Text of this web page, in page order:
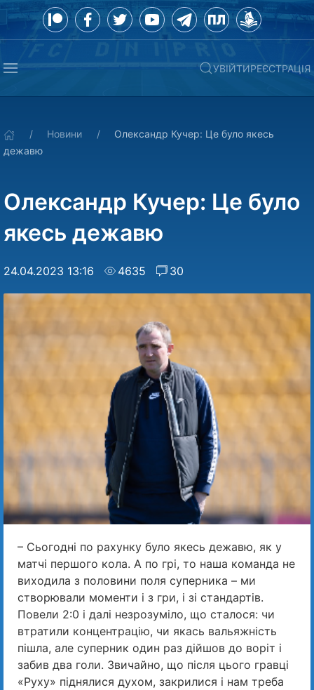
УВІЙТИРЕЄСТРАЦІЯ
Новини
Олександр Кучер: Це було якесь
дежавю
Олександр Кучер: Це було
якесь дежавю
24.04.2023 13:16 4635 30
– Сьогодні по рахунку було якесь дежавю, як у
матчі першого кола. А по грі, то наша команда не
виходила з половини поля суперника – ми
створювали моменти і з гри, і зі стандартів.
Повели 2:0 і далі незрозуміло, що сталося: чи
втратили концентрацію, чи якась вальяжність
пішла, але суперник один раз дійшов до воріт і
забив два голи. Звичайно, що після цього гравці
«Руху» піднялися духом, закрилися і нам треба